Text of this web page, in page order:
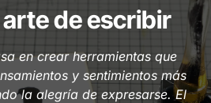
arte de escribir
en crear herramientas que
y sentimientos más
la alegría de expresarse. El